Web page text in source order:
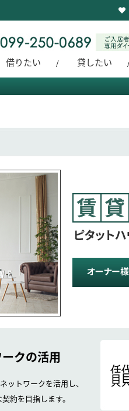
借りたい 貸したい
クの活用
ネットワークを活用し、
契約を目指します。